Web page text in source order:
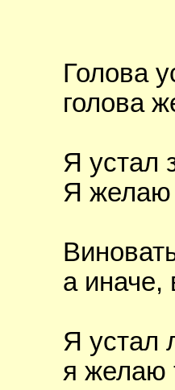
Голова
голова
Я устал
Я желаю
а иначе,
Я устал
я желаю